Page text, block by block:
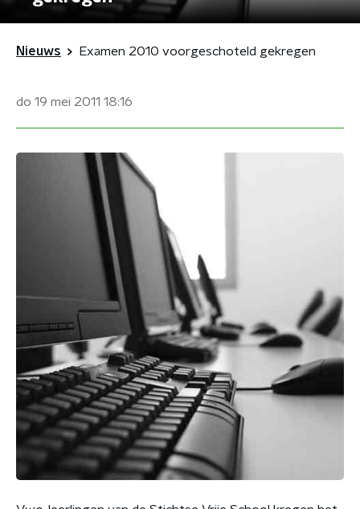
Nieuws Examen 2010 voorgeschoteld gekregen
do 19 mei 2011 18:16